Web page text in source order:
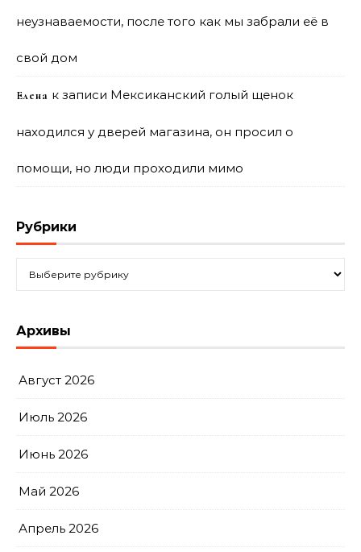
неузнаваемости, после того как мы забрали её в
свой дом
Елена к записи Мексиканский голый щенок
находился у дверей магазина, он просил о
помощи, но люди проходили мимо
Рубрики
Архивы
Август 2026
Июль 2026
Июнь 2026
Май 2026
Апрель 2026